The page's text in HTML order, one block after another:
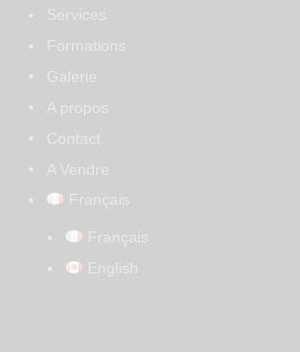
Services
Formations
Galerie
A propos
Contact
A Vendre
Français
Français
English